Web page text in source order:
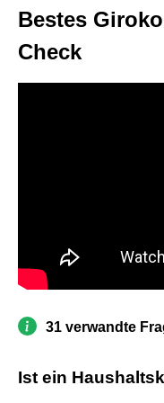
Bestes
Check
31 verwandte
Ist ein